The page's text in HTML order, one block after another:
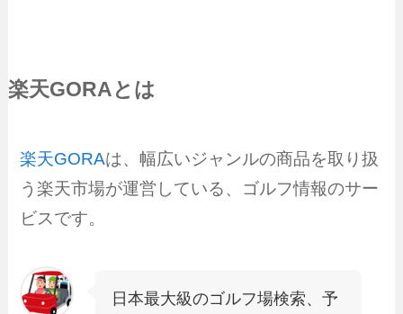
楽天GORAとは
楽天GORAは、幅広いジャンルの商品を取り扱
う楽天市場が運営している、ゴルフ情報のサー
ビスです。
日本最大級のゴルフ場検索、予